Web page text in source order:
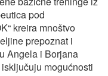
pod
kreira mnoštvo
prepoznat i
Angela i Borjana
mogućnosti